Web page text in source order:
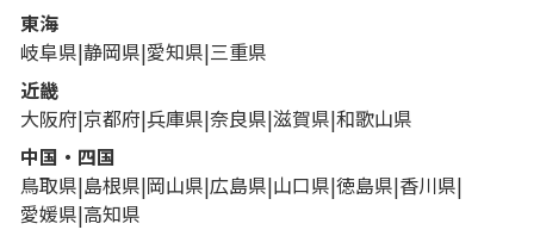
東海
岐阜県 静岡県 愛知県 三重県
近畿
大阪府 京都府 兵庫県 奈良県 滋賀県 和歌山県
中国・四国
鳥取県 島根県 岡山県 広島県 山口県 徳島県 香川県
愛媛県 高知県